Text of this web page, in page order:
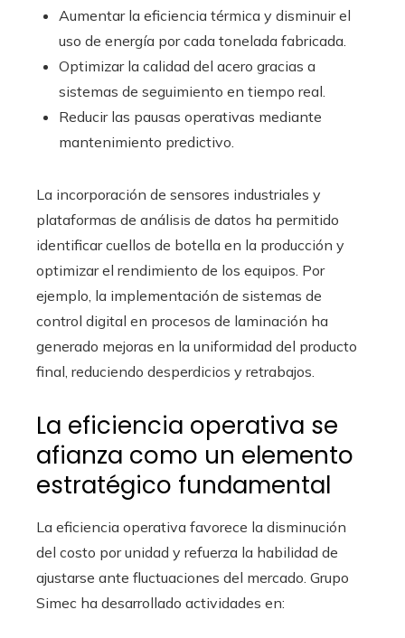
Aumentar la eficiencia térmica y disminuir el
uso de energía por cada tonelada fabricada.
Optimizar la calidad del acero gracias a
sistemas de seguimiento en tiempo real.
Reducir las pausas operativas mediante
mantenimiento predictivo.
La incorporación de sensores industriales y
plataformas de análisis de datos ha permitido
identificar cuellos de botella en la producción y
optimizar el rendimiento de los equipos. Por
ejemplo, la implementación de sistemas de
control digital en procesos de laminación ha
generado mejoras en la uniformidad del producto
final, reduciendo desperdicios y retrabajos.
La eficiencia operativa se
afianza como un elemento
estratégico fundamental
La eficiencia operativa favorece la disminución
del costo por unidad y refuerza la habilidad de
ajustarse ante fluctuaciones del mercado. Grupo
Simec ha desarrollado actividades en: